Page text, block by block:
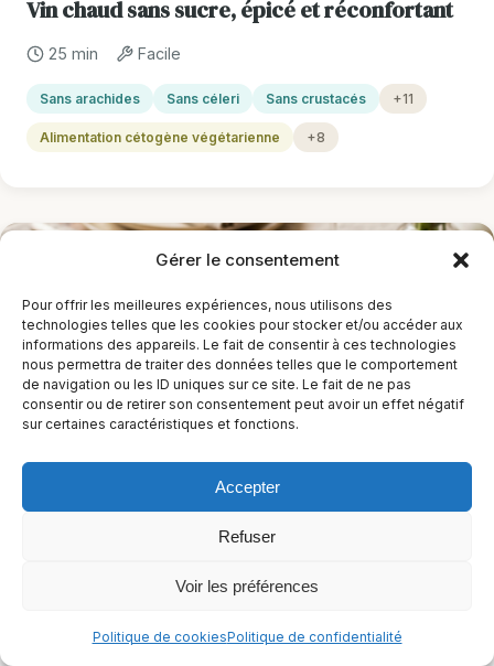
Gérer le consentement
Pour offrir les meilleures expériences, nous utilisons des
technologies telles que les cookies pour stocker et/ou accéder aux
informations des appareils. Le fait de consentir à ces technologies
nous permettra de traiter des données telles que le comportement
de navigation ou les ID uniques sur ce site. Le fait de ne pas
consentir ou de retirer son consentement peut avoir un effet négatif
sur certaines caractéristiques et fonctions.
Accepter
Refuser
Voir les préférences
Politique de cookiesPolitique de confidentialité
Vin chaud sans sucre, épicé et réconfortant
25 min Facile
Sans arachides Sans céleri Sans crustacés +11
Alimentation cétogène végétarienne +8
Agneau de Pâques rôti sans gluten et sans
lactose
Sans céleri Sans crustacés
Diabétique-friendly +6